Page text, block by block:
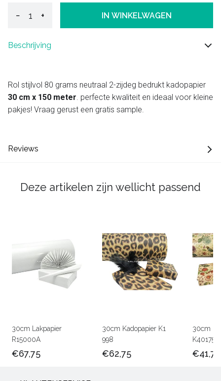
− + IN WINKELWAGEN
Beschrijving
Rol stijlvol 80 grams neutraal 2-zijdeg bedrukt kadopapier
30 cm x 150 meter. perfecte kwaliteit en ideaal voor kleine
pakjes! Vraag gerust een gratis sample.
Reviews
Deze artikelen zijn wellicht passend
30cm Lakpapier
R15000A
€67,75
30cm Kadopapier K1
998
€62,75
30cm
€41,75